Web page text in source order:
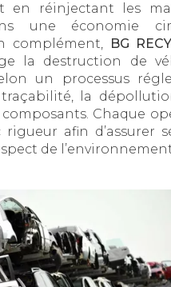
en réinjectant les
une économie
complément,
BG
la destruction de
un processus
la
Chaque
rigueur afin d’assurer
de